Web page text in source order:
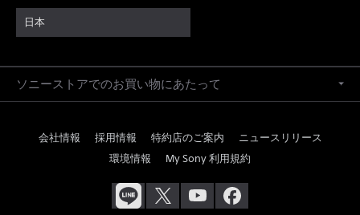
日本
ソニーストアでのお買い物にあたって
会社情報 採用情報 特約店のご案内
ニュースリリース
環境情報
My Sony 利用規約